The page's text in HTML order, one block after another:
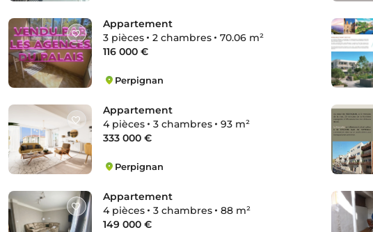
Appartement
3 pièces
2 chambres
70.06 m²
116 000 €
Perpignan
Appartement
4 pièces
3 chambres
93 m²
333 000 €
Perpignan
Appartement
4 pièces
3 chambres
88 m²
149 000 €